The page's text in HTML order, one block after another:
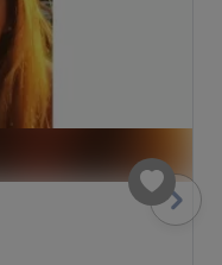
Suivant